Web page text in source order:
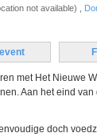
not available) ,
met Het Nieuwe
Aan het eind
doch